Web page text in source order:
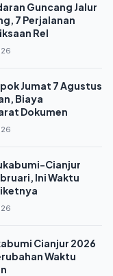
Guncang Jalur
7 Perjalanan
Rel
Jumat 7 Agustus
Biaya
Dokumen
Cianjur
Ini Waktu
Cianjur 2026
Waktu